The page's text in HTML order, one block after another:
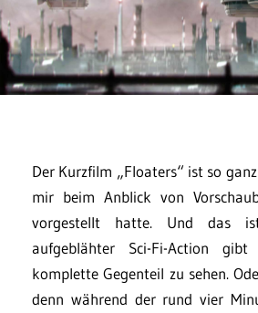
Der Kurzfilm „Floaters“ ist so
mir beim Anblick von
vorgestellt hatte. Und das
aufgeblähter Sci-Fi-Action
komplette Gegenteil zu sehen.
denn während der rund vier